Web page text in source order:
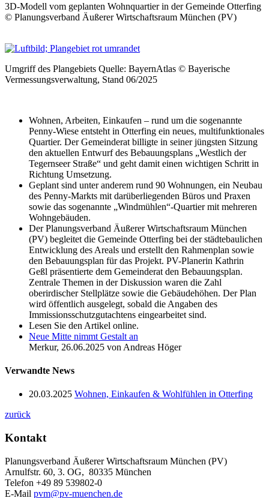
3D-Modell vom geplanten Wohnquartier in der Gemeinde Otterfing
© Planungsverband Äußerer Wirtschaftsraum München (PV)
Umgriff des Plangebiets Quelle: BayernAtlas © Bayerische
Vermessungsverwaltung, Stand 06/2025
Wohnen, Arbeiten, Einkaufen – rund um die sogenannte
Penny-Wiese entsteht in Otterfing ein neues, multifunktionales
Quartier. Der Gemeinderat billigte in seiner jüngsten Sitzung
den aktuellen Entwurf des Bebauungsplans „Westlich der
Tegernseer Straße“ und geht damit einen wichtigen Schritt in
Richtung Umsetzung.
Geplant sind unter anderem rund 90 Wohnungen, ein Neubau
des Penny-Markts mit darüberliegenden Büros und Praxen
sowie das sogenannte „Windmühlen“-Quartier mit mehreren
Wohngebäuden.
Der Planungsverband Äußerer Wirtschaftsraum München
(PV) begleitet die Gemeinde Otterfing bei der städtebaulichen
Entwicklung des Areals und erstellt den Rahmenplan sowie
den Bebauungsplan für das Projekt. PV-Planerin Kathrin
Geßl präsentierte dem Gemeinderat den Bebauungsplan.
Zentrale Themen in der Diskussion waren die Zahl
oberirdischer Stellplätze sowie die Gebäudehöhen. Der Plan
wird öffentlich ausgelegt, sobald die Angaben des
Immissionsschutzgutachtens eingearbeitet sind.
Lesen Sie den Artikel online.
Neue Mitte nimmt Gestalt an
Merkur, 26.06.2025 von Andreas Höger
Verwandte News
20.03.2025 Wohnen, Einkaufen & Wohlfühlen in Otterfing
zurück
Kontakt
Planungsverband Äußerer Wirtschaftsraum München (PV)
Arnulfstr. 60, 3. OG, 80335 München
Telefon +49 89 539802-0
E-Mail pvm@pv-muenchen.de